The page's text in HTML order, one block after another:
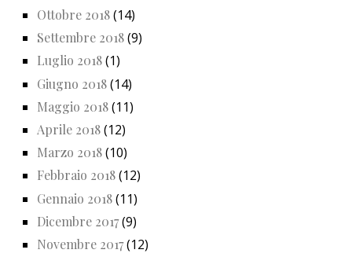
Ottobre 2018(14)
Settembre 2018(9)
Luglio 2018(1)
Giugno 2018(14)
Maggio 2018(11)
Aprile 2018(12)
Marzo 2018(10)
Febbraio 2018(12)
Gennaio 2018(11)
Dicembre 2017(9)
Novembre 2017(12)